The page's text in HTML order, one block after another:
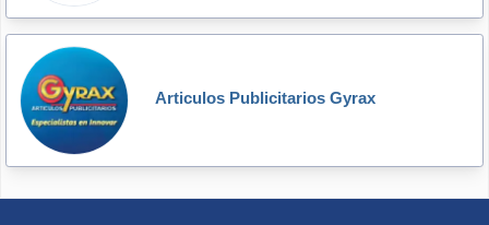
Articulos Publicitarios Gyrax